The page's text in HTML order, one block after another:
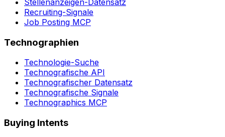
Stellenanzeigen-Datensatz
Recruiting-Signale
Job Posting MCP
Technographien
Technologie-Suche
Technografische API
Technografischer Datensatz
Technografische Signale
Technographics MCP
Buying Intents